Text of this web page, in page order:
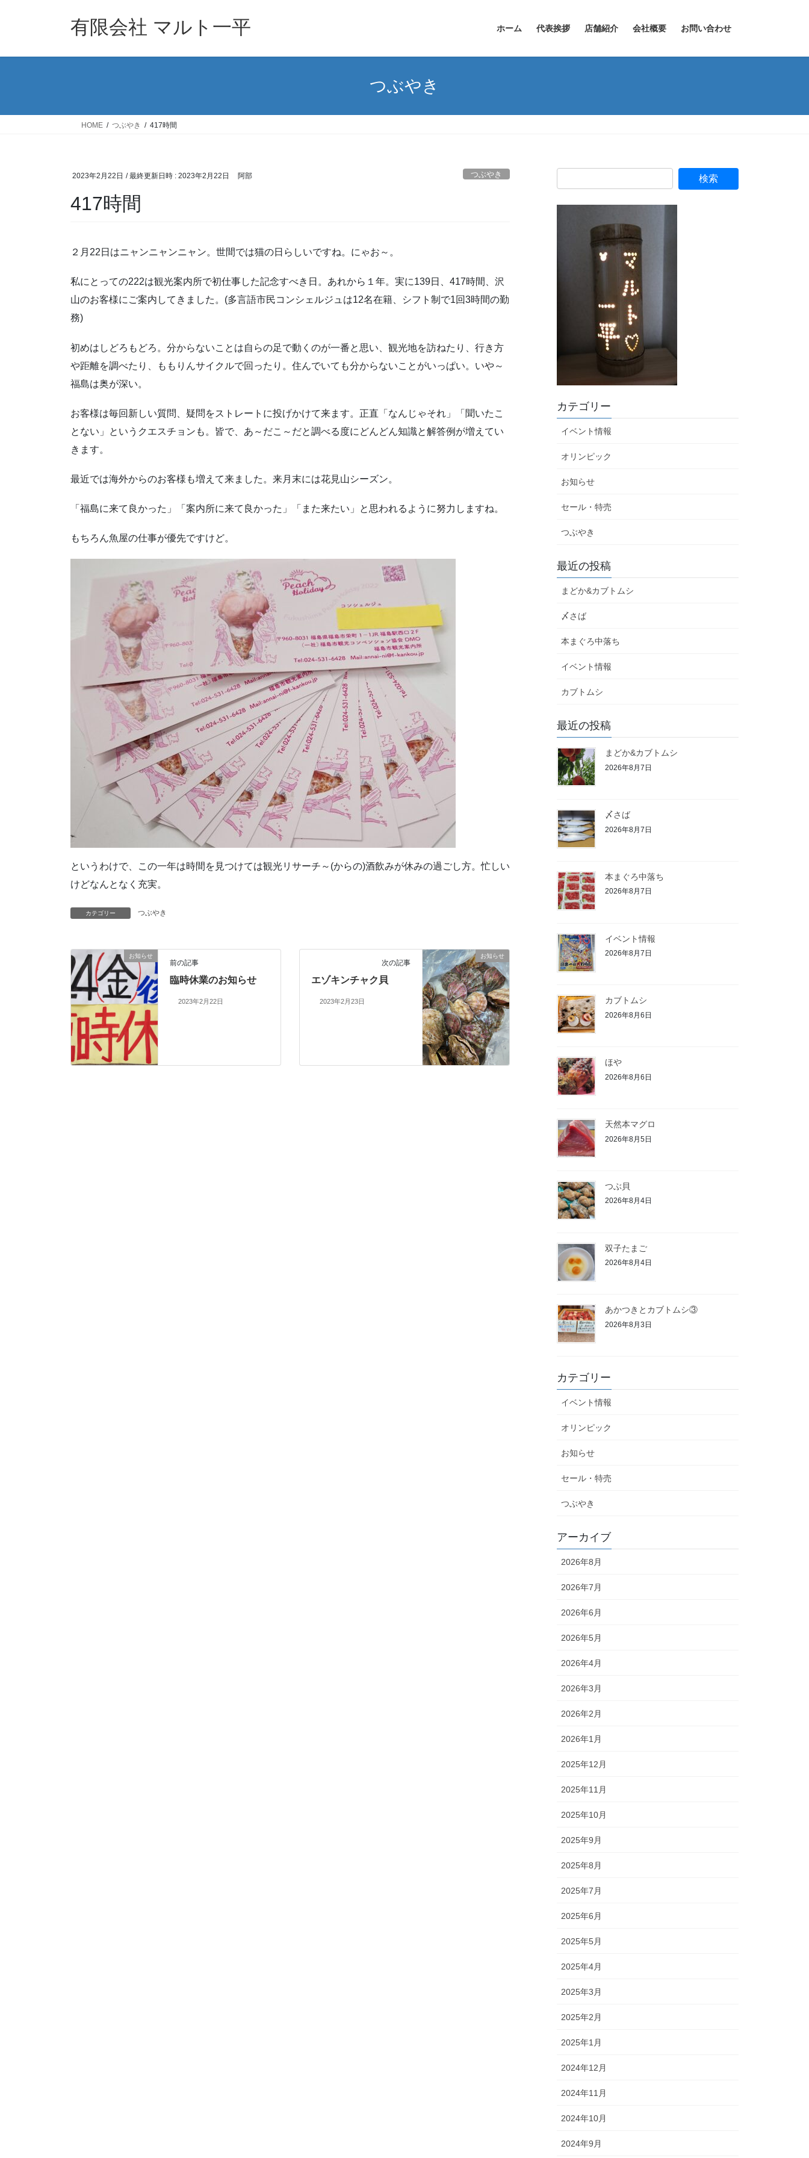
有限会社 マルト一平 ホーム 代表挨拶 店舗紹介 会社概要 お問い合わせ
つぶやき
HOME つぶやき 417時間
2023年2月22日 / 最終更新日時 : 2023年2月22日 阿部 つぶやき
417時間
２月22日はニャンニャンニャン。世間では猫の日らしいですね。にゃお～。
私にとっての222は観光案内所で初仕事した記念すべき日。あれから１年。実に139日、417時間、沢
山のお客様にご案内してきました。(多言語市民コンシェルジュは12名在籍、シフト制で1回3時間の勤
務)
初めはしどろもどろ。分からないことは自らの足で動くのが一番と思い、観光地を訪ねたり、行き方
や距離を調べたり、ももりんサイクルで回ったり。住んでいても分からないことがいっぱい。いや～
福島は奥が深い。
お客様は毎回新しい質問、疑問をストレートに投げかけて来ます。正直「なんじゃそれ」「聞いたこ
とない」というクエスチョンも。皆で、あ～だこ～だと調べる度にどんどん知識と解答例が増えてい
きます。
最近では海外からのお客様も増えて来ました。来月末には花見山シーズン。
「福島に来て良かった」「案内所に来て良かった」「また来たい」と思われるように努力しますね。
もちろん魚屋の仕事が優先ですけど。
というわけで、この一年は時間を見つけては観光リサーチ～(からの)酒飲みが休みの過ごし方。忙しい
けどなんとなく充実。
カテゴリー つぶやき
お知らせ
前の記事
臨時休業のお知らせ
2023年2月22日
お知らせ
次の記事
エゾキンチャク貝
2023年2月23日
カテゴリー
イベント情報
オリンピック
お知らせ
セール・特売
つぶやき
最近の投稿
まどか&カブトムシ
〆さば
本まぐろ中落ち
イベント情報
カブトムシ
最近の投稿
まどか&カブトムシ
2026年8月7日
〆さば
2026年8月7日
本まぐろ中落ち
2026年8月7日
イベント情報
2026年8月7日
カブトムシ
2026年8月6日
ほや
2026年8月6日
天然本マグロ
2026年8月5日
つぶ貝
2026年8月4日
双子たまご
2026年8月4日
あかつきとカブトムシ③
2026年8月3日
カテゴリー
イベント情報
オリンピック
お知らせ
セール・特売
つぶやき
アーカイブ
2026年8月
2026年7月
2026年6月
2026年5月
2026年4月
2026年3月
2026年2月
2026年1月
2025年12月
2025年11月
2025年10月
2025年9月
2025年8月
2025年7月
2025年6月
2025年5月
2025年4月
2025年3月
2025年2月
2025年1月
2024年12月
2024年11月
2024年10月
2024年9月